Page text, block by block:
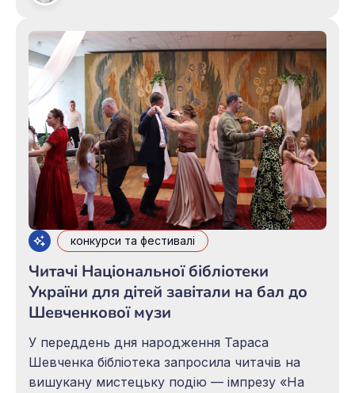
бібліотека для юнацтва ім. Олеся Гончара за
підтримки Міністерства культури України.
Відкриття відбулося у мистецькому просторі
Полтавської обласної філармонії.
конкурси та фестивалі
Читачі Національної бібліотеки
України для дітей завітали на бал до
Шевченкової музи
У переддень дня народження Тараса
Шевченка бібліотека запросила читачів на
вишукану мистецьку подію — імпрезу «На